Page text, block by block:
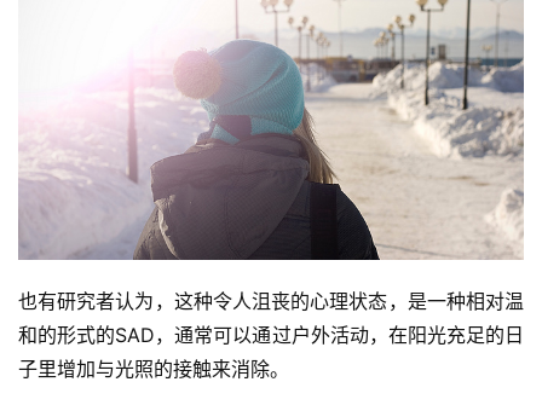
也有研究者认为，这种令人沮丧的心理状态，是一种相对温
和的形式的SAD，通常可以通过户外活动，在阳光充足的日
子里增加与光照的接触来消除。